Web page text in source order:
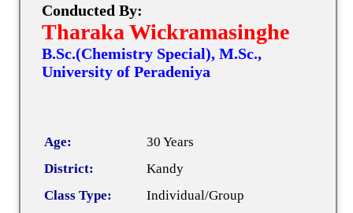
Conducted By:
Tharaka Wickramasinghe
B.Sc.(Chemistry Special), M.Sc.,
University of Peradeniya
Age:
30 Years
District:
Kandy
Class Type:
Individual/Group